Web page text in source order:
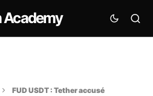
Academy
FUD USDT : Tether accusé